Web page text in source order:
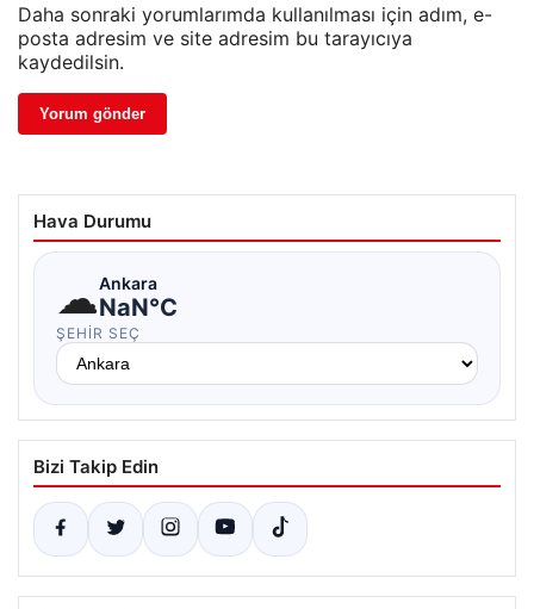
Daha sonraki yorumlarımda kullanılması için adım, e-
posta adresim ve site adresim bu tarayıcıya
kaydedilsin.
Hava Durumu
☁Ankara
NaN°C
ŞEHIR SEÇ
Bizi Takip Edin